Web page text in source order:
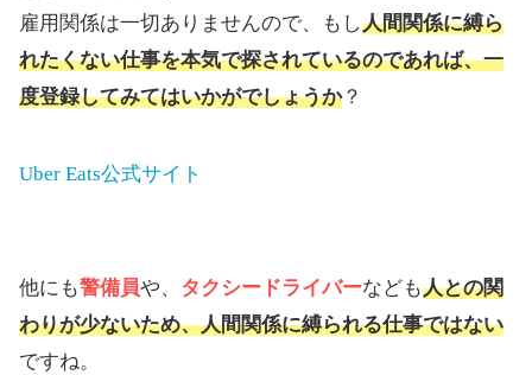
雇用関係は一切ありませんので、もし人間関係に縛ら
れたくない仕事を本気で探されているのであれば、一
度登録してみてはいかがでしょうか？
Uber Eats公式サイト
他にも警備員や、 タクシードライバーなども人との関
わりが少ないため、人間関係に縛られる仕事ではない
ですね。